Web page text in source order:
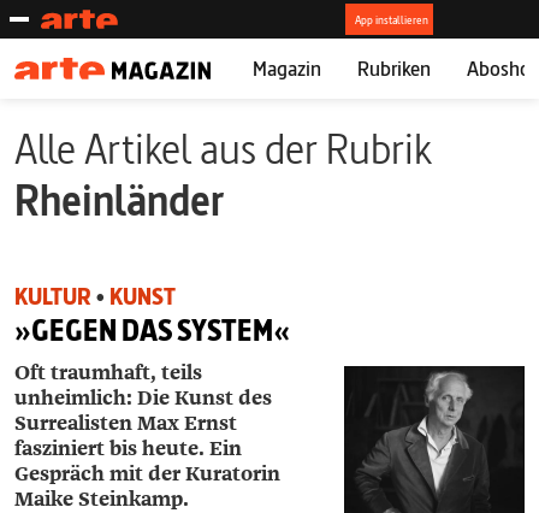
Magazin Rubriken
Alle Artikel aus der Rubrik
Rheinländer
KULTUR • KUNST
»GEGEN DAS SYSTEM«
Oft traumhaft, teils
unheimlich: Die Kunst des
Surrealisten Max Ernst
fasziniert bis heute. Ein
Gespräch mit der Kuratorin
Maike Steinkamp.